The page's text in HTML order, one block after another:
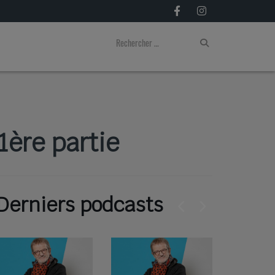
partie
podcasts